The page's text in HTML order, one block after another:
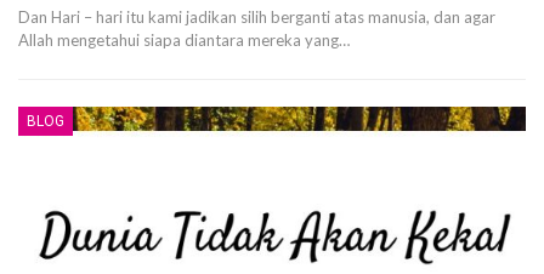
Dan Hari – hari itu kami jadikan silih berganti atas manusia, dan agar
Allah mengetahui siapa diantara mereka yang…
BLOG